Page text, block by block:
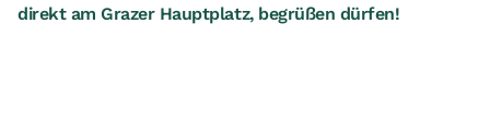
direkt am Grazer Hauptplatz, begrüßen dürfen!